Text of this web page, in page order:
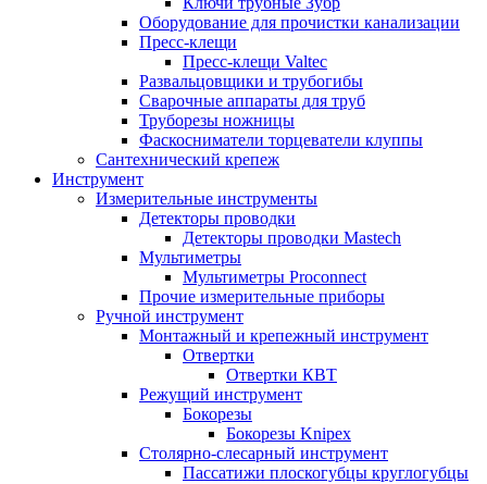
Оборудование для прочистки канализации
Пресс-клещи
Пресс-клещи Valtec
Развальцовщики и трубогибы
Сварочные аппараты для труб
Труборезы ножницы
Фаскосниматели торцеватели клуппы
Сантехнический крепеж
Инструмент
Измерительные инструменты
Детекторы проводки
Детекторы проводки Mastech
Мультиметры
Мультиметры Proconnect
Прочие измерительные приборы
Ручной инструмент
Монтажный и крепежный инструмент
Отвертки
Отвертки КВТ
Режущий инструмент
Бокорезы
Бокорезы Knipex
Столярно-слесарный инструмент
Пассатижи плоскогубцы круглогубцы